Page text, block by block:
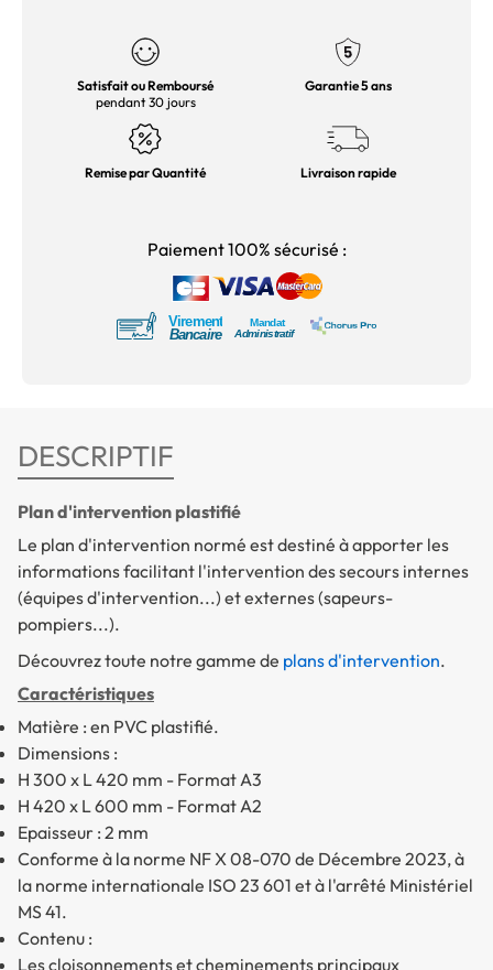
Satisfait ou Remboursé
pendant 30 jours
Garantie 5 ans
Remise par Quantité Livraison rapide
Paiement 100% sécurisé :
DESCRIPTIF
Plan d'intervention plastifié
Le plan d'intervention normé est destiné à apporter les
informations facilitant l'intervention des secours internes
(équipes d'intervention...) et externes (sapeurs-
pompiers...).
Découvrez toute notre gamme de plans d'intervention.
Caractéristiques
Matière : en PVC plastifié.
Dimensions :
H 300 x L 420 mm - Format A3
H 420 x L 600 mm - Format A2
Epaisseur : 2 mm
Conforme à la norme NF X 08-070 de Décembre 2023, à
la norme internationale ISO 23 601 et à l'arrêté Ministériel
MS 41.
Contenu :
Les cloisonnements et cheminements principaux